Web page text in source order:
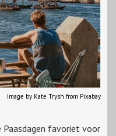
Image by Kate Trysh from Pixabay
Paasdagen favoriet voor